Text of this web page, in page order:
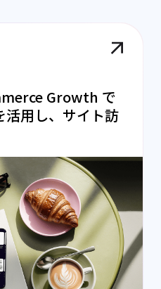
Growth で
用し、サイト訪